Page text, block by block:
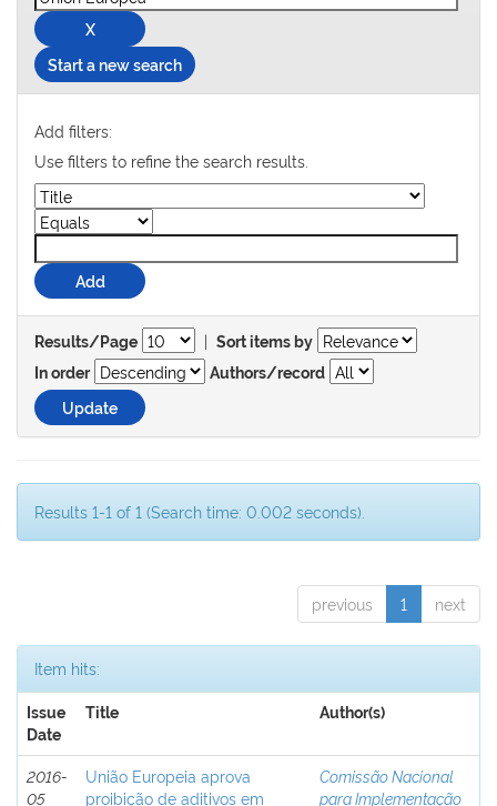
Start a new search
Add filters:
Use filters to refine the search results.
Results/Page | Sort items by
In order
Authors/record
Results 1-1 of 1 (Search time: 0.002 seconds).
previous 1 next
Item hits:
Issue
Date
Title Author(s)
2016-
05
União Europeia aprova
proibição de aditivos em
Comissão Nacional
para Implementação